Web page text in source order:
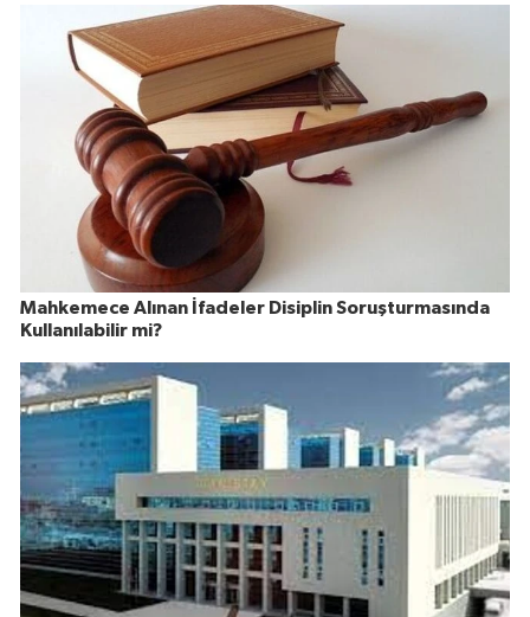
Mahkemece Alınan İfadeler Disiplin Soruşturmasında
Kullanılabilir mi?